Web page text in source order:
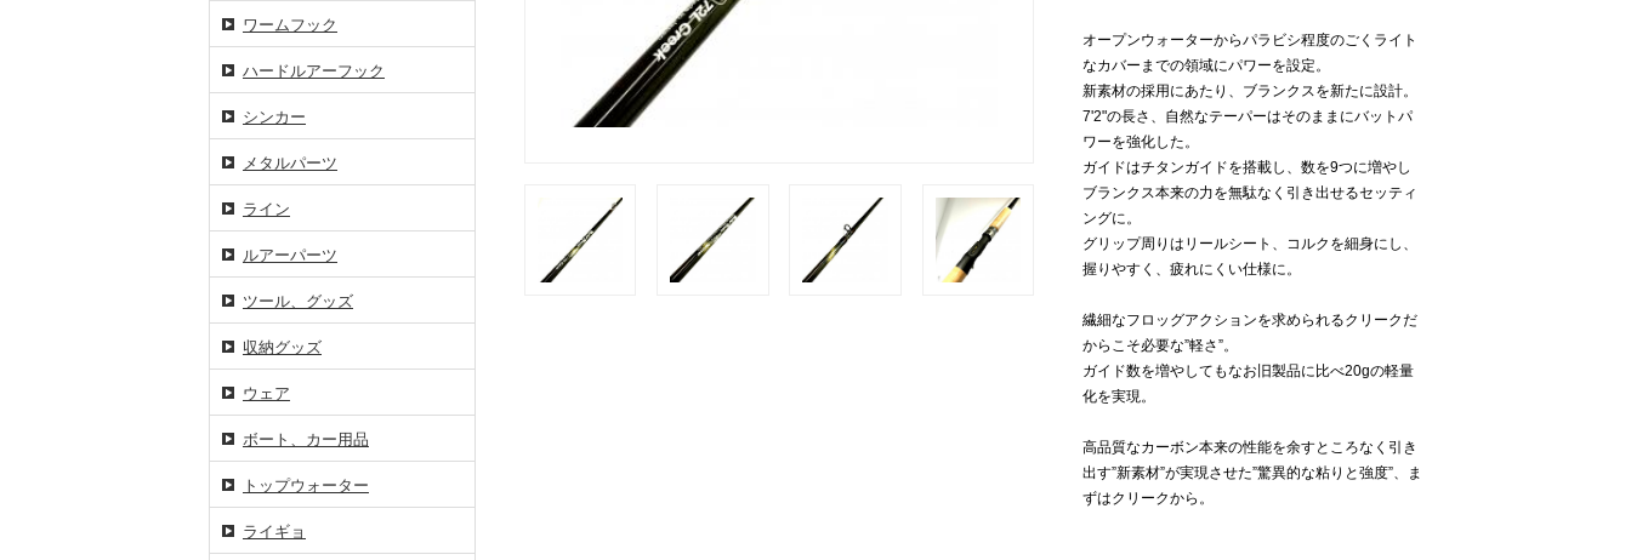
ワームフック
ハードルアーフック
シンカー
メタルパーツ
ライン
ルアーパーツ
ツール、グッズ
収納グッズ
ウェア
ボート、カー用品
トップウォーター
ライギョ
オープンウォーターからパラビシ程度のごくライト
なカバーまでの領域にパワーを設定。
新素材の採用にあたり、ブランクスを新たに設計。
7'2"の長さ、自然なテーパーはそのままにバットパ
ワーを強化した。
ガイドはチタンガイドを搭載し、数を9つに増やし
ブランクス本来の力を無駄なく引き出せるセッティ
ングに。
グリップ周りはリールシート、コルクを細身にし、
握りやすく、疲れにくい仕様に。
繊細なフロッグアクションを求められるクリークだ
からこそ必要な”軽さ”。
ガイド数を増やしてもなお旧製品に比べ20gの軽量
化を実現。
高品質なカーボン本来の性能を余すところなく引き
出す”新素材”が実現させた”驚異的な粘りと強度”、ま
ずはクリークから。